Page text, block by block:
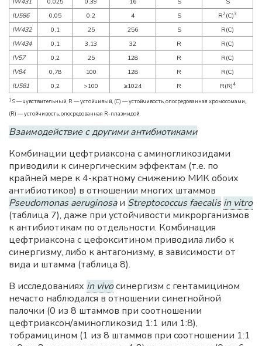
IU586
0,05 0,2 4 S R2(C)3
IW432 0,1 25 256 S
R(С)
IW434
0,1 3,13 32 R
R(С)
IV57
0,2 25 128 R
R(С)
IV84
0,78 100 128 R
R(С)
IU581
0,2 >100 ≥1024 R R(R)4
1 S — чувствительный, R — устойчивый, (C) — устойчивость, опосредованная хромосомами,
(R) — устойчивость, опосредованная R-плазмидой.
Взаимодействие с другими антибиотиками
Комбинации цефтриаксона с аминогликозидами
приводили к синергическим эффектам (т.е. по
крайней мере к 4-кратному снижению MИК обоих
антибиотиков) в отношении многих штаммов
Pseudomonas aeruginosaи Streptococcus faecalis in vitro
(таблица 7), даже при устойчивости микрорганизмов
к антибиотикам по отдельности. Комбинация
цефтриаксона с цефокситином приводила либо к
синергизму, либо к антагонизму, в зависимости от
вида и штамма (таблица 8).
В исследованиях in vivoсинергизм с гентамицином
нечасто наблюдался в отношении синегнойной
палочки (0 из 8 штаммов при соотношении
цефтриаксон/аминогликозид 1:1 или 1:8),
тобрамицином (1 из 8 штаммов при соотношении 1:1